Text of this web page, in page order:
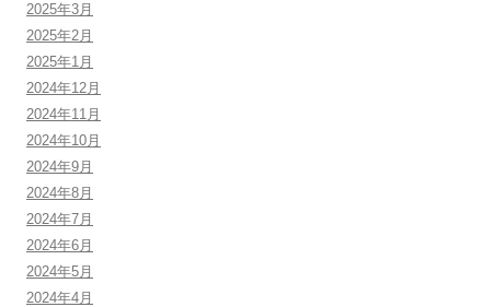
2025年3月
2025年2月
2025年1月
2024年12月
2024年11月
2024年10月
2024年9月
2024年8月
2024年7月
2024年6月
2024年5月
2024年4月